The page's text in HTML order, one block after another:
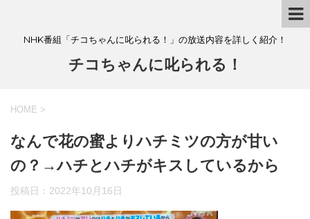
NHK番組「チコちゃんに叱られる！」の放送内容を詳しく紹介！
チコちゃんに叱られる！
HOME >
なんで花の蜜よりハチミツの方が甘い
の？→ハチとハチがキスしているから
投稿日： 2022年10月16日